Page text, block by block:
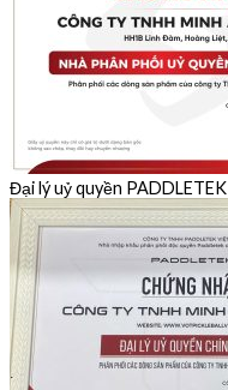
Đại lý uỷ quyền PADDLETEK